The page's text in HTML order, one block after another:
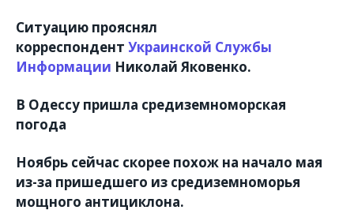
Ситуацию прояснял
корреспондент Украинской Службы
Информации Николай Яковенко.
В Одессу пришла средиземноморская
погода
Ноябрь сейчас скорее похож на начало мая
из-за пришедшего из средиземноморья
мощного антициклона.